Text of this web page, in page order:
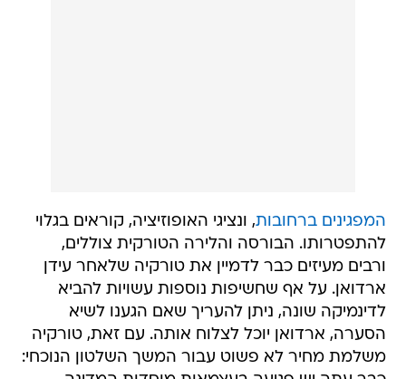
המפגינים ברחובות, ונציגי האופוזיציה, קוראים בגלוי
להתפטרותו. הבורסה והלירה הטורקית צוללים,
ורבים מעיזים כבר לדמיין את טורקיה שלאחר עידן
ארדואן. על אף שחשיפות נוספות עשויות להביא
לדינמיקה שונה, ניתן להעריך שאם הגענו לשיא
הסערה, ארדואן יוכל לצלוח אותה. עם זאת, טורקיה
משלמת מחיר לא פשוט עבור המשך השלטון הנוכחי: